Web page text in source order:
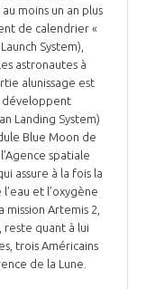
moins un an plus
de calendrier «
System),
astronautes à
alunissage est
développent
Landing System)
Blue Moon de
spatiale
assure à la fois la
et l’oxygène
Artemis 2,
reste quant à lui
trois Américains
de la Lune.